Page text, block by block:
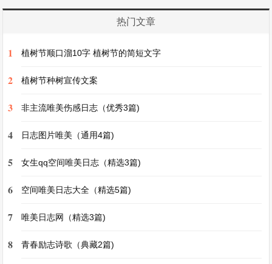
映了传统文化在现代社会的传承与创新，可以用于
还有2022年的乡村振兴成果。许多曾经贫困的乡
背后体现了国家政策的支持、人民的奋斗精神，可
用于关于发展、奋斗、民生等作文话题。
2022年的高考作文素材呈现出多元化和时代性的
热门文章
1 植树节顺口溜10字 植树节的简短文字
2 植树节种树宣传文案
3 非主流唯美伤感日志（优秀3篇)
4 日志图片唯美（通用4篇)
5 女生qq空间唯美日志（精选3篇)
6 空间唯美日志大全（精选5篇)
7 唯美日志网（精选3篇)
8 青春励志诗歌（典藏2篇)